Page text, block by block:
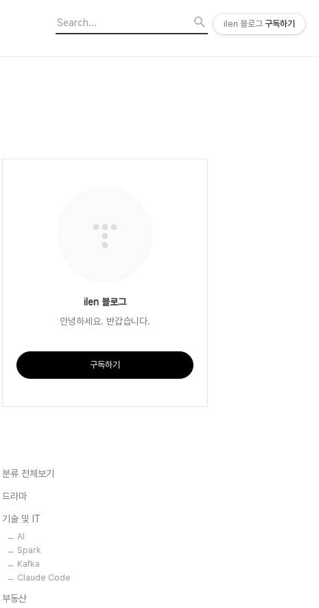
ilen 블로그
안녕하세요. 반갑습니다.
구독하기
분류 전체보기
드라마
기술 및 IT
AI
Spark
Kafka
Claude Code
부동산
ilen 블로그 구독하기